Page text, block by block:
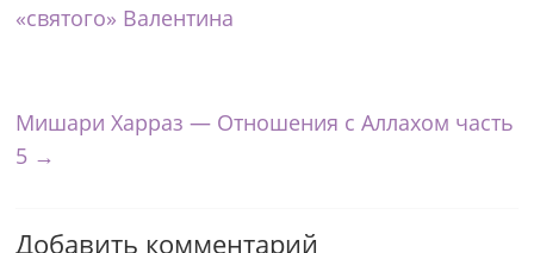
«святого» Валентина
Мишари Харраз — Отношения с Аллахом часть
5 →
Добавить комментарий